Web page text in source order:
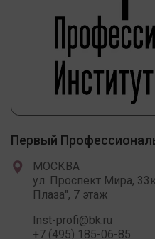
Первый
МОСКВА
ул. Проспект Мира,
Плаза", 7 этаж
Inst-profi@bk.ru
+7 (495) 185-06-85